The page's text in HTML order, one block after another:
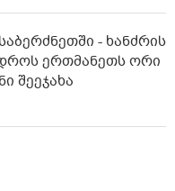
- ხანძრის
ერთმანეთს ორი
შეეჯახა